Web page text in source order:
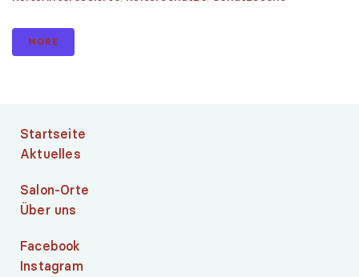
MORE
Startseite
Aktuelles
Salon-Orte
Über uns
Facebook
Instagram